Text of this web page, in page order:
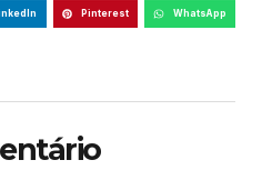
Pinterest WhatsApp